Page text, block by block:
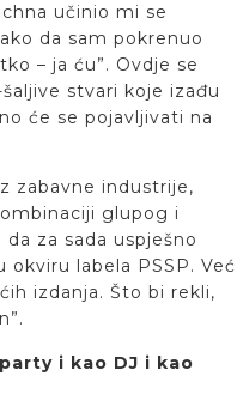
učinio mi se
da sam pokrenuo
– ja ću”. Ovdje se
stvari koje izađu
će se pojavljivati na
zabavne industrije,
glupog i
za sada uspješno
labela PSSP. Već
izdanja. Što bi rekli,
i kao DJ i kao